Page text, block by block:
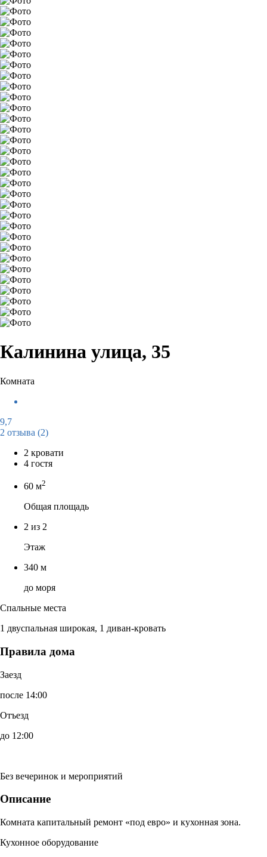
Калинина улица, 35
Комната
9,7
2 отзыва (2)
2 кровати
4 гостя
60 м2
Общая площадь
2 из 2
Этаж
340 м
до моря
Спальные места
1 двуспальная широкая, 1 диван-кровать
Правила дома
Заезд
после 14:00
Отъезд
до 12:00
Без вечеринок и мероприятий
Описание
Комната капитальный ремонт «под евро» и кухонная зона.
Кухонное оборудование